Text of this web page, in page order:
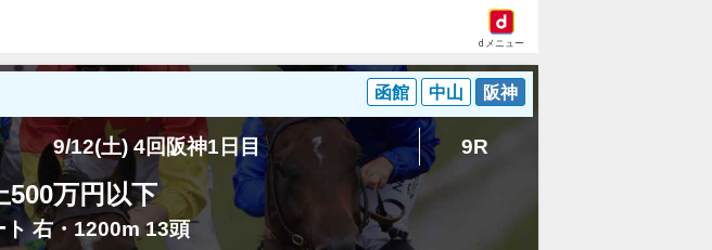
dメニュー
函館 中山 阪神
9/12(土) 4回阪神1日目 9R
500万円以下
ト 右・1200m 13頭